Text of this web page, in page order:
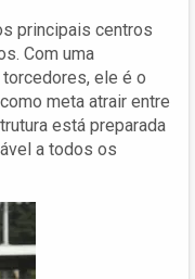
principais centros
Com uma
ele é o
meta atrair entre
está preparada
a todos os